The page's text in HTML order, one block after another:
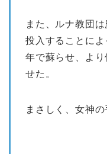
また、ルナ教団
投入することに
年で蘇らせ、よ
せた。
まさしく、女神